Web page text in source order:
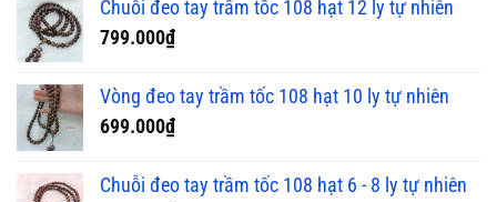
Chuỗi đeo tay trầm tốc 108 hạt 12 ly tự nhiên
799.000₫
Vòng đeo tay trầm tốc 108 hạt 10 ly tự nhiên
699.000₫
Chuỗi đeo tay trầm tốc 108 hạt 6 - 8 ly tự nhiên